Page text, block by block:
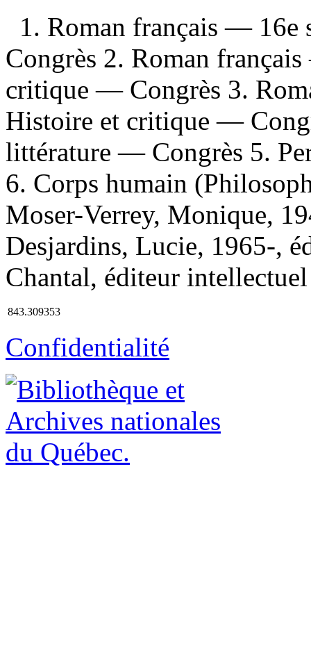
1. Roman français —
Congrès 2. Roman
critique — Congrès 3.
Histoire et critique —
littérature — Congrès 5.
6. Corps humain
Moser-Verrey, Monique,
Desjardins, Lucie, 1965-,
Chantal, éditeur
843.309353
Confidentialité